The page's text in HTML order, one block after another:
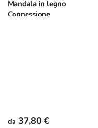
Mandala in legno
Connessione
da 37,80 €